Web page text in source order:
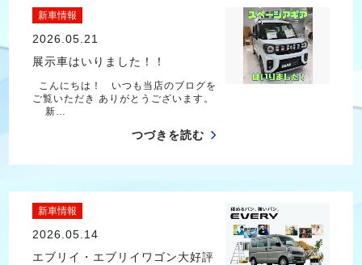
新車情報
2026.05.21
展示車はいりました！！
こんにちは！ いつも当店のブログを
ご覧いただき ありがとうございます。
新…
つづきを読む
新車情報
2026.05.14
エブリイ・エブリイワゴン大好評